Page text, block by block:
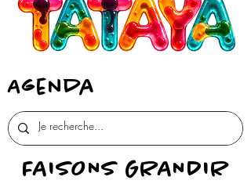
Agenda
FAISONS GRANDIR